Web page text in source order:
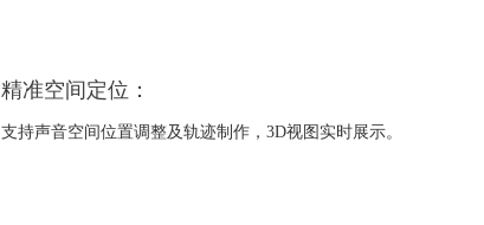
精准空间定位：
支持声音空间位置调整及轨迹制作，3D视图实时展示。